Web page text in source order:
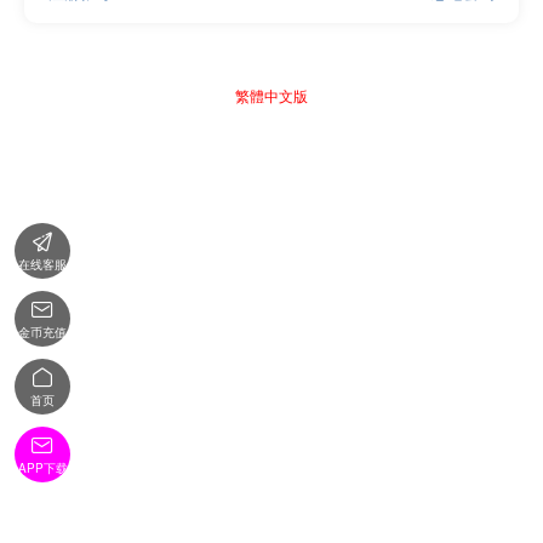
繁體中文版

在线客服

金币充值

首页

APP下载